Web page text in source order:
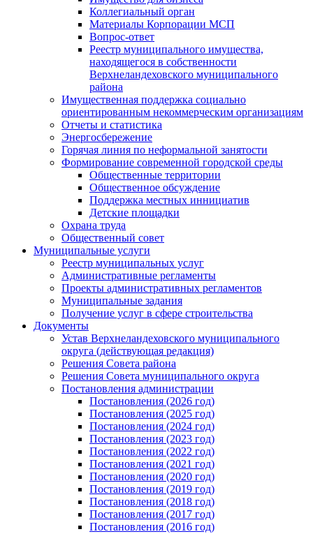
Коллегиальный орган
Материалы Корпорации МСП
Вопрос-ответ
Реестр муниципального имущества,
находящегося в собственности
Верхнеландеховского муниципального
района
Имущественная поддержка социально
ориентированным некоммерческим организациям
Отчеты и статистика
Энергосбережение
Горячая линия по неформальной занятости
Формирование современной городской среды
Общественные территории
Общественное обсуждение
Поддержка местных иннициатив
Детские площадки
Охрана труда
Общественный совет
Муниципальные услуги
Реестр муниципальных услуг
Административные регламенты
Проекты административных регламентов
Муниципальные задания
Получение услуг в сфере строительства
Документы
Устав Верхнеландеховского муниципального
округа (действующая редакция)
Решения Совета района
Решения Совета муниципального округа
Постановления администрации
Постановления (2026 год)
Постановления (2025 год)
Постановления (2024 год)
Постановления (2023 год)
Постановления (2022 год)
Постановления (2021 год)
Постановления (2020 год)
Постановления (2019 год)
Постановления (2018 год)
Постановления (2017 год)
Постановления (2016 год)